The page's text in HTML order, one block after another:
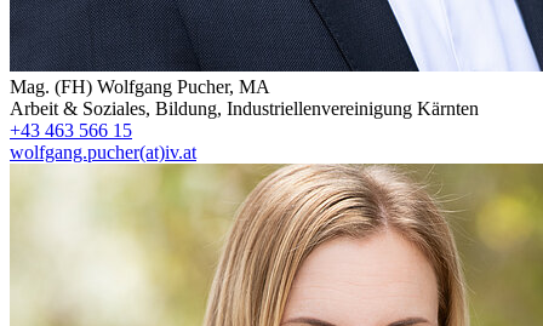
Mag. (FH) Wolfgang Pucher, MA
Arbeit & Soziales, Bildung, Industriellenvereinigung Kärnten
+43 463 566 15
wolfgang.pucher(at)iv.at